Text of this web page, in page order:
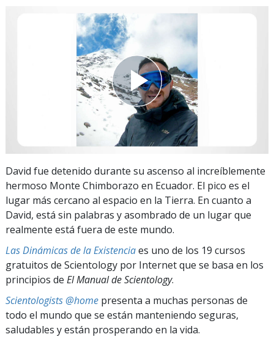
David fue detenido durante su ascenso al increíblemente
hermoso Monte Chimborazo en Ecuador. El pico es el
lugar más cercano al espacio en la Tierra. En cuanto a
David, está sin palabras y asombrado de un lugar que
realmente está fuera de este mundo.
Las Dinámicas de la Existenciaes uno de los 19 cursos
gratuitos de Scientology por Internet que se basa en los
principios de El Manual de Scientology.
Scientologists @home presenta a muchas personas de
todo el mundo que se están manteniendo seguras,
saludables y están prosperando en la vida.